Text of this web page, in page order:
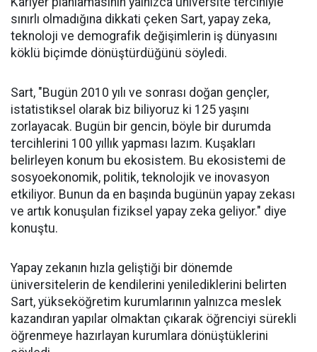
sınırlı olmadığına dikkati çeken Sart, yapay zeka,
teknoloji ve demografik değişimlerin iş dünyasını
köklü biçimde dönüştürdüğünü söyledi.
Sart, "Bugün 2010 yılı ve sonrası doğan gençler,
istatistiksel olarak biz biliyoruz ki 125 yaşını
zorlayacak. Bugün bir gencin, böyle bir durumda
tercihlerini 100 yıllık yapması lazım. Kuşakları
belirleyen konum bu ekosistem. Bu ekosistemi de
sosyoekonomik, politik, teknolojik ve inovasyon
etkiliyor. Bunun da en başında bugünün yapay zekası
ve artık konuşulan fiziksel yapay zeka geliyor." diye
konuştu.
Yapay zekanın hızla geliştiği bir dönemde
üniversitelerin de kendilerini yenilediklerini belirten
Sart, yükseköğretim kurumlarının yalnızca meslek
kazandıran yapılar olmaktan çıkarak öğrenciyi sürekli
öğrenmeye hazırlayan kurumlara dönüştüklerini